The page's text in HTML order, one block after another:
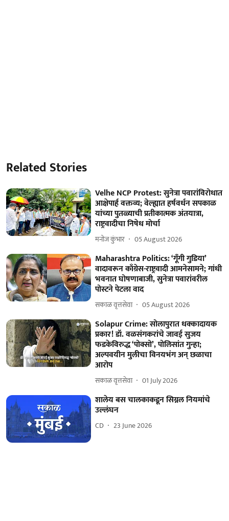
Related Stories
Velhe NCP Protest: सुनेत्रा पवारांविरोधात
आक्षेपार्ह वक्तव्य; वेल्ह्यात हर्षवर्धन सपकाळ
यांच्या पुतळ्याची प्रतीकात्मक अंतयात्रा,
राष्ट्रवादीचा निषेध मोर्चा
मनोज कुंभार 05 August 2026
Maharashtra Politics: ‘गूँगी गुडिया’
वादावरून काँग्रेस-राष्ट्रवादी आमनेसामने; गांधी
भवनात घोषणाबाजी, सुनेत्रा पवारांवरील
पोस्टने पेटला वाद
सकाळ वृत्तसेवा 05 August 2026
Solapur Crime: सोलापुरात धक्कादायक
प्रकार! डॉ. वळसंगकरांचे जावई सुजय
फडकेविरुद्ध ‘पोक्सो’, पोलिसांत गुन्हा;
अल्पवयीन मुलीचा विनयभंग अन्‌ छळाचा
आरोप
सकाळ वृत्तसेवा 01 July 2026
शालेय बस चालकाकडून सिग्नल नियमांचे
उल्लंघन
CD 23 June 2026